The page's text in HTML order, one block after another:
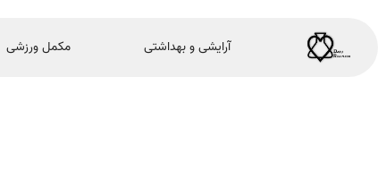
آرایشی و بهداشتی مکمل ورزشی